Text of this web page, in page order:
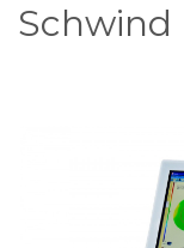
Schwind